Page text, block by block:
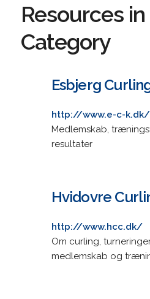
Resources
Category
Esbjerg
http://www.e-c-k.dk/
Medlemskab,
resultater
Hvidovre
http://www.hcc.dk/
Om curling,
medlemskab og